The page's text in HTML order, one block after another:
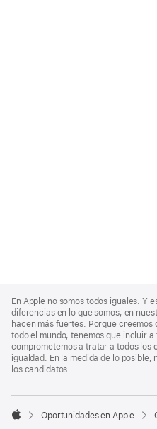
Footer
En Apple no somos todos iguales. Y
diferencias en lo que somos, en
hacen más fuertes. Porque
todo el mundo, tenemos que incluir
comprometemos a tratar a todos los
igualdad. En la medida de lo
los candidatos.

Oportunidades en Apple